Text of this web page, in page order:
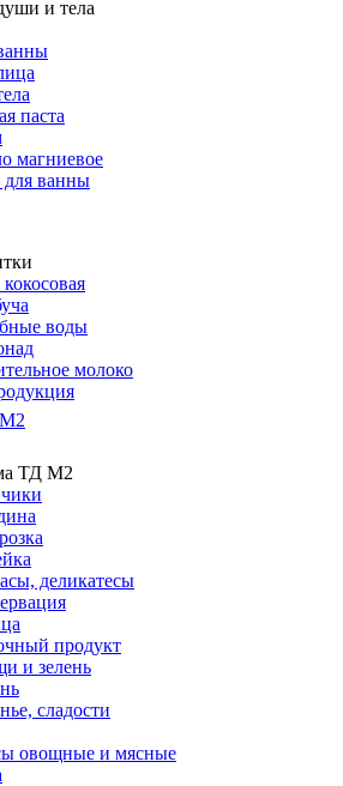
и тела
паста
магниевое
для ванны
воды
молоко
ТД М2
деликатесы
продукт
и зелень
сладости
овощные и мясные